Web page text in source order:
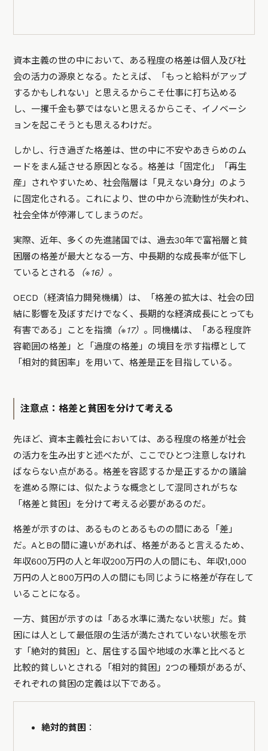
資本主義の世の中において、ある程度の格差は個人及び社
会の活力の源泉となる。たとえば、「もっと給料がアップ
するかもしれない」と思えるからこそ仕事に打ち込める
し、一攫千金も夢ではないと思えるからこそ、イノベーシ
ョンを起こそうとも思えるわけだ。
しかし、行き過ぎた格差は、世の中に不安やあきらめのム
ードをまん延させる原因となる。格差は「固定化」「再生
産」されやすいため、社会階層は「見えない身分」のよう
に固定化される。これにより、世の中から流動性が失われ、
社会全体が停滞してしまうのだ。
実際、近年、多くの先進諸国では、過去30年で富裕層と貧
困層の格差が最大となる一方、中長期的な成長率が低下し
ているとされる
（※16） 。
OECD（経済協力開発機構）は、「格差の拡大は、社会の団
結に影響を及ぼすだけでなく、長期的な経済成長にとっても
有害である」ことを指摘 （※17） 。同機構は、「ある程度許
容範囲の格差」と「過度の格差」の境目を示す指標として
「相対的貧困率」を用いて、格差是正を目指している。
注意点：格差と貧困を分けて考える
先ほど、資本主義社会においては、ある程度の格差が社会
の活力を生み出すと述べたが、ここでひとつ注意しなけれ
ばならない点がある。格差を容認するか是正するかの議論
を進める際には、似たような概念として混同されがちな
「格差と貧困」を分けて考える必要があるのだ。
格差が示すのは、あるものとあるものの間にある「差」
だ。AとBの間に違いがあれば、格差があると言えるため、
年収600万円の人と年収200万円の人の間にも、年収1,000
万円の人と800万円の人の間にも同じように格差が存在して
いることになる。
一方、貧困が示すのは「ある水準に満たない状態」だ。貧
困には人として最低限の生活が満たされていない状態を示
す「絶対的貧困」と、居住する国や地域の水準と比べると
比較的貧しいとされる「相対的貧困」2つの種類があるが、
それぞれの貧困の定義は以下である。
絶対的貧困 ：